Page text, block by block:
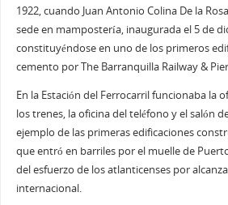
1922, cuando Juan Antonio Colina De la
sede en mampostería, inaugurada el 5 de
constituyéndose en uno de los primeros
cemento por The Barranquilla Railway &
En la Estación del Ferrocarril funcionaba la
los trenes, la oficina del teléfono y el salón
ejemplo de las primeras edificaciones
que entró en barriles por el muelle de
del esfuerzo de los atlanticenses por
internacional.